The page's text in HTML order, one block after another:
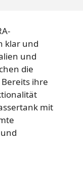
klar und
und
die
ihre
mit